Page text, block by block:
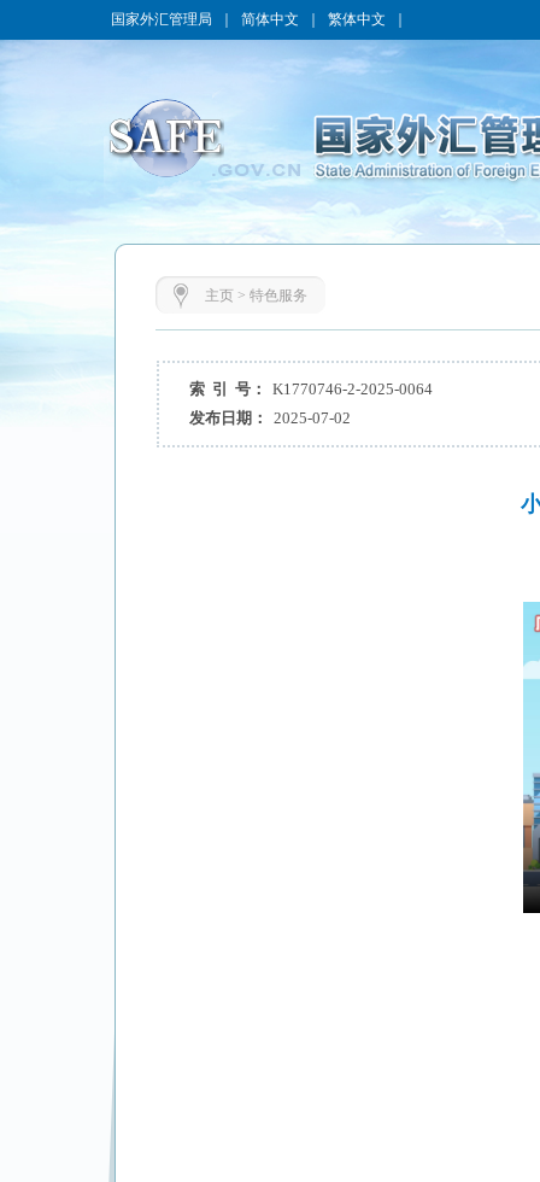
国家外汇管理局 简体中文 繁体中文
主页> 特色服务
索 引 号：
K1770746-2-2025-0064
发布日期：
2025-07-02